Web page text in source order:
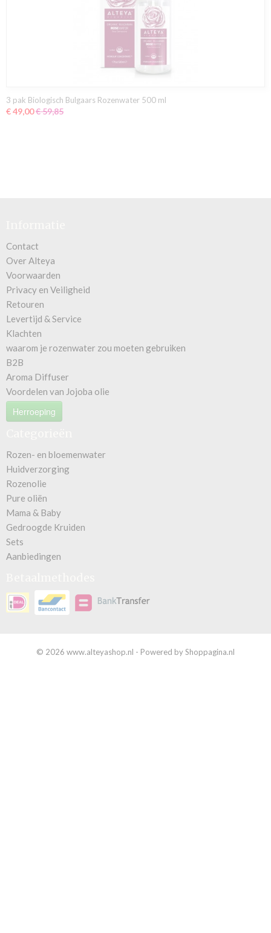
3 pak Biologisch Bulgaars Rozenwater 500 ml
€ 49,00€ 59,85
Contact
Over Alteya
Voorwaarden
Privacy en Veiligheid
Retouren
Levertijd & Service
Klachten
waarom je rozenwater zou moeten gebruiken
B2B
Aroma Diffuser
Voordelen van Jojoba olie
Herroeping
Rozen- en bloemenwater
Huidverzorging
Rozenolie
Pure oliën
Mama & Baby
Gedroogde Kruiden
Sets
Aanbiedingen
© 2026 www.alteyashop.nl - Powered by Shoppagina.nl